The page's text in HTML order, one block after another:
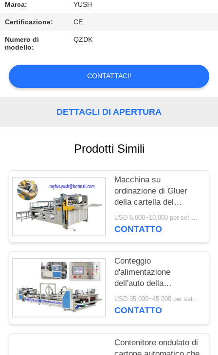
CONTATTICI
RICHIEDA
UNA
CITAZIONE
Marca: YUSH
Certificazione: CE
Numero di
modello:
QZDK
CONTATTACI!
DETTAGLI DI APERTURA
Prodotti Simili
Macchina su
ordinazione di Gluer
della cartella del
cartone/cartella
automatica Gluer dei
USD 8,000~10,000 per set MOQ:1 insieme
CONTATTO
Conteggio
d'alimentazione
dell'auto della
macchina di Gluer della
cartella del cartone di
USD 35,000~45,000 per set MOQ:1 insieme
CONTATTO
Contenitore ondulato di